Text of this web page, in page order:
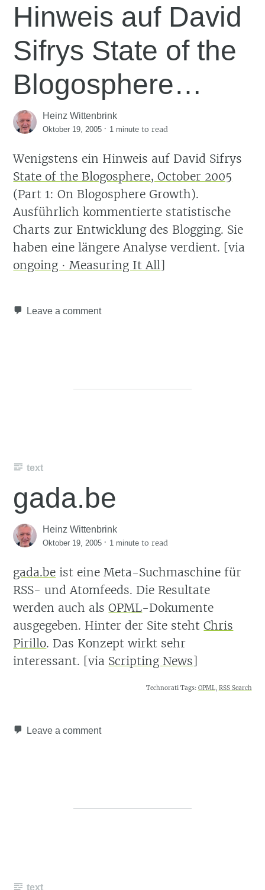
Hinweis auf David
Sifrys State of the
Blogosphere…
Heinz Wittenbrink
Oktober 19, 2005 · 1 minute to read
Wenigstens ein Hinweis auf David Sifrys
State of the Blogosphere, October 2005
(Part 1: On Blogosphere Growth).
Ausführlich kommentierte statistische
Charts zur Entwicklung des Blogging. Sie
haben eine längere Analyse verdient. [via
ongoing · Measuring It All]
Leave a comment
text
gada.be
Heinz Wittenbrink
Oktober 19, 2005 · 1 minute to read
gada.be ist eine Meta-Suchmaschine für
RSS- und Atomfeeds. Die Resultate
werden auch alsOPML-Dokumente
ausgegeben. Hinter der Site stehtChris
Pirillo. Das Konzept wirkt sehr
interessant. [via Scripting News
Technorati Tags: OPML, RSS Search
Leave a comment
text